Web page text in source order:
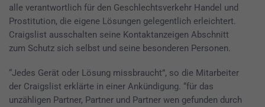
alle verantwortlich für den Geschlechtsverkehr Handel und
Prostitution, die eigene Lösungen gelegentlich erleichtert.
Craigslist ausschalten seine Kontaktanzeigen Abschnitt
zum Schutz sich selbst und seine besonderen Personen.
“Jedes Gerät oder Lösung missbraucht”, so die Mitarbeiter
der Craigslist erklärte in einer Ankündigung. “für das
unzähligen Partner, Partner und Partner wen gefunden durch